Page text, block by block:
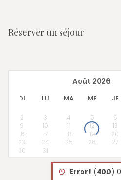
Réserver un séjour
Août 2026
DI LU MA ME JE
2
3 4 5 6
9
10 11 12 13
16
17 18 19 20
23
24 25 26 27
30
31
Error! (400) 0